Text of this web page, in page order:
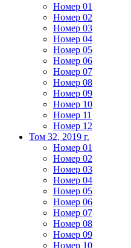
Номер 01
Номер 02
Номер 03
Номер 04
Номер 05
Номер 06
Номер 07
Номер 08
Номер 09
Номер 10
Номер 11
Номер 12
Том 32, 2019 г.
Номер 01
Номер 02
Номер 03
Номер 04
Номер 05
Номер 06
Номер 07
Номер 08
Номер 09
Номер 10